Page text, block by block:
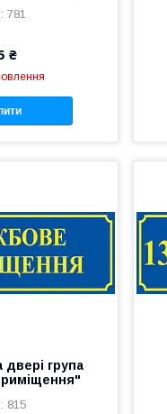
781
₴
двері група
815